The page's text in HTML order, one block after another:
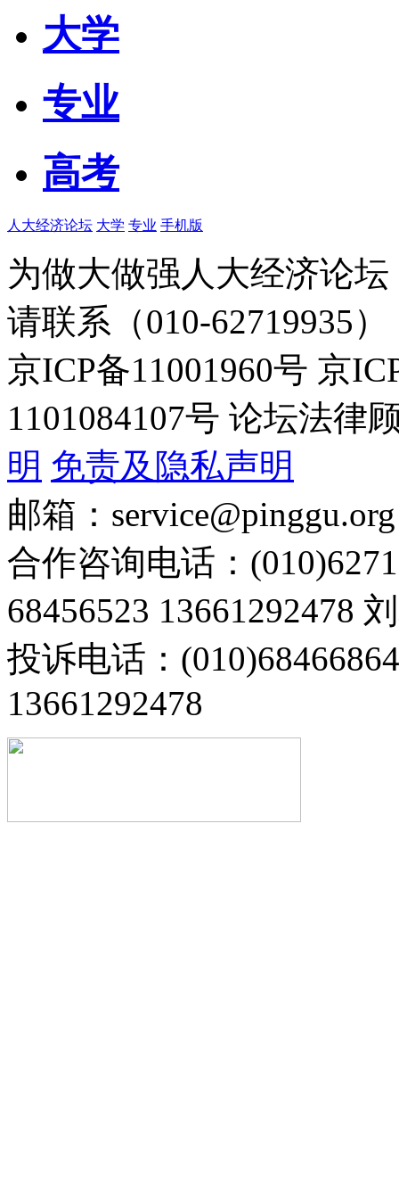
大学
专业
高考
人大经济论坛 大学 专业 手机版
为做大做强人大经济论
请联系（010-62719935）
京ICP备11001960号 京
1101084107号 论坛法律
明 免责及隐私声明
邮箱：service@pinggu.org
合作咨询电话：
68456523 13661292478
投诉电话：
13661292478